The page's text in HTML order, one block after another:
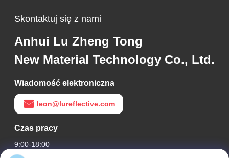
Skontaktuj się z nami
Anhui Lu Zheng Tong
New Material Technology Co., Ltd.
Wiadomość elektroniczna
leon@lureflective.com
Czas pracy
9:00-18:00